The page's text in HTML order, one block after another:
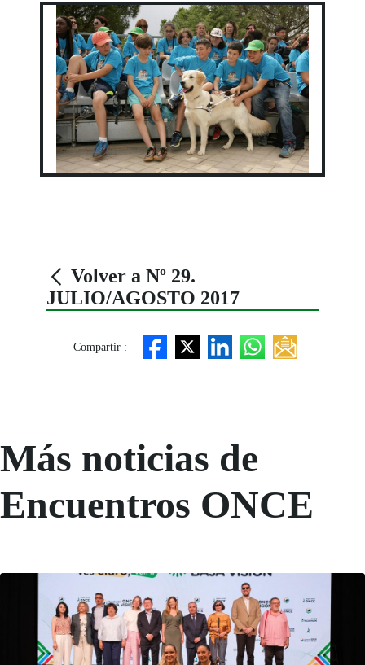
Volver a Nº 29.
JULIO/AGOSTO 2017
Compartir :
Más noticias de
Encuentros ONCE